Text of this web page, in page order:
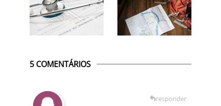
5 COMENTÁRIOS
responder